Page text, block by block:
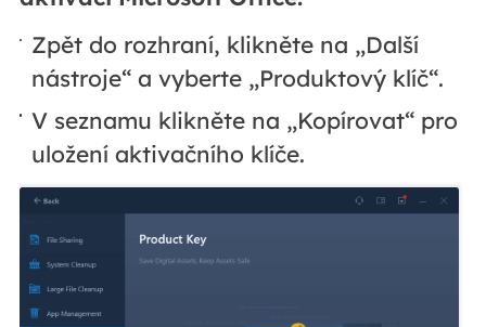
Zpět do rozhraní, klikněte na „Další
nástroje“ a vyberte „Produktový klíč“.
V seznamu klikněte na „Kopírovat“ pro
uložení aktivačního klíče.